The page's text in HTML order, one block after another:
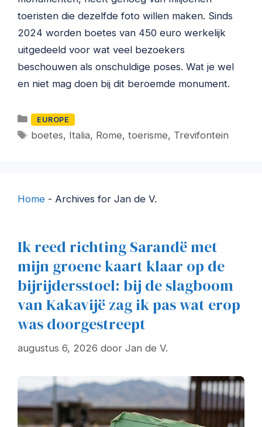
toeristen die dezelfde foto willen maken. Sinds
2024 worden boetes van 450 euro werkelijk
uitgedeeld voor wat veel bezoekers
beschouwen als onschuldige poses. Wat je wel
en niet mag doen bij dit beroemde monument.
Categorieën
EUROPE
Tags
boetes, Italia, Rome,toerisme, Trevifontein
Home - Archives for Jan de V.
Ik reed richting Sarandë met
mijn groene kaart klaar op de
bijrijdersstoel: bij de slagboom
van Kakavijë zag ik pas wat erop
was doorgestreept
augustus 6, 2026 door Jan de V.